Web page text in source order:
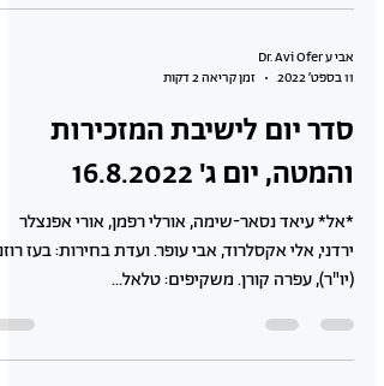
אבי ע Dr. Avi Ofer
11 בספט׳ 2022
זמן קריאה 2 דקות
סדר יום לישיבת המזכירות
והמטה, יום ג' 16.8.2022
*אל* עיאד נסאר-שימה, אורלי רפמן, אורי אפנצלר
ירדני, אלי אקסלרוד, אבי עופר. ועדת בחירות: בעז
(יו"ר), עפרה קורן. משקיפים: טלאל...